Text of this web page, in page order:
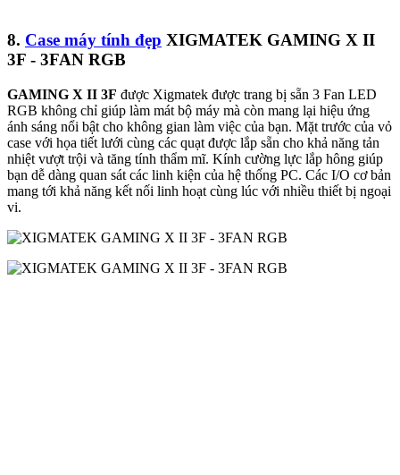
8. Case máy tính đẹp XIGMATEK GAMING X II
3F - 3FAN RGB
GAMING X II 3F được Xigmatek được trang bị sẵn 3 Fan LED
RGB không chỉ giúp làm mát bộ máy mà còn mang lại hiệu ứng
ánh sáng nổi bật cho không gian làm việc của bạn. Mặt trước của vỏ
case với họa tiết lưới cùng các quạt được lắp sẵn cho khả năng tản
nhiệt vượt trội và tăng tính thẩm mĩ. Kính cường lực lắp hông giúp
bạn dễ dàng quan sát các linh kiện của hệ thống PC. Các I/O cơ bản
mang tới khả năng kết nối linh hoạt cùng lúc với nhiều thiết bị ngoại
vi.